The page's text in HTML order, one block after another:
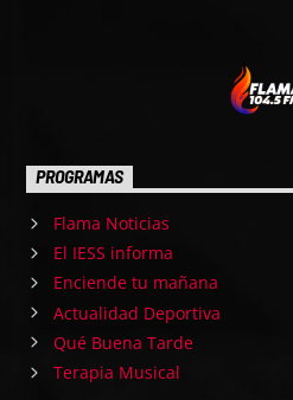
PROGRAMAS
Flama Noticias
El IESS informa
Enciende tu mañana
Actualidad Deportiva
Qué Buena Tarde
Terapia Musical